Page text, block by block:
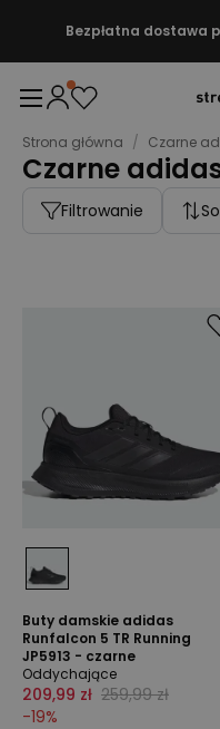
Bezpłatna dostawa
Strona główna / Czarne
Czarne
Filtrowanie
Buty damskie adidas
Runfalcon 5 TR Running
JP5913 - czarne
Oddychające
209,99 zł 259,99 zł
-19%